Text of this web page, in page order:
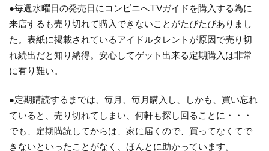
●毎週水曜日の発売日にコンビニへTVガイドを購入する為に
来店するも売り切れて購入できないことがたびたびありまし
た。表紙に掲載されているアイドルタレントが原因で売り切
れ続出だと知り納得。安心してゲット出来る定期購入は非常
に有り難い。
●定期購読するまでは、毎月、毎月購入し、しかも、買い忘れ
ていると、売り切れてしまい、何軒も探し回ることに・・・
でも、定期購読してからは、家に届くので、買ってなくてで
きないといったことがなく、ほんとに助かっています。